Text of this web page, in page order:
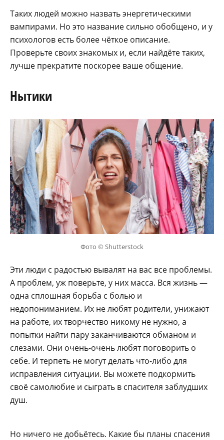
Таких людей можно назвать энергетическими
вампирами. Но это название сильно обобщено, и у
психологов есть более чёткое описание.
Проверьте своих знакомых и, если найдёте таких,
лучше прекратите поскорее ваше общение.
Нытики
Фото © Shutterstock
Эти люди с радостью вывалят на вас все проблемы.
А проблем, уж поверьте, у них масса. Вся жизнь —
одна сплошная борьба с болью и
недопониманием. Их не любят родители, унижают
на работе, их творчество никому не нужно, а
попытки найти пару заканчиваются обманом и
слезами. Они очень-очень любят поговорить о
себе. И терпеть не могут делать что-либо для
исправления ситуации. Вы можете подкормить
своё самолюбие и сыграть в спасителя заблудших
душ.
Но ничего не добьётесь. Какие бы планы спасения